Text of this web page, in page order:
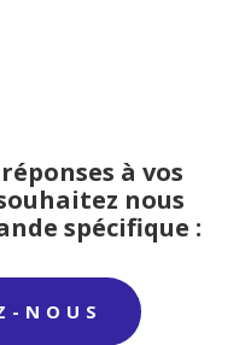
à vos
nous
spécifique :
NOUS